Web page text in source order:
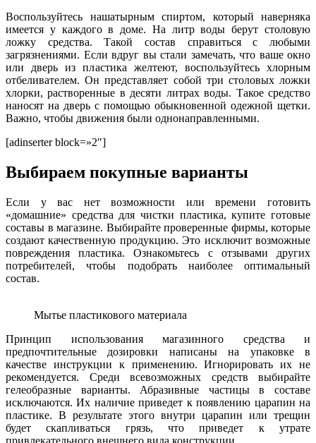
Воспользуйтесь нашатырным спиртом, который наверняка
имеется у каждого в доме. На литр воды берут столовую
ложку средства. Такой состав справиться с любыми
загрязнениями. Если вдруг вы стали замечать, что ваше окно
или дверь из пластика желтеют, воспользуйтесь хлорным
отбеливателем. Он представляет собой три столовых ложки
хлорки, растворенные в десяти литрах воды. Такое средство
наносят на дверь с помощью обыкновенной одежной щетки.
Важно, чтобы движения были однонаправленными.
[adinserter block=»2″]
Выбираем покупные варианты
Если у вас нет возможности или времени готовить
«домашние» средства для чистки пластика, купите готовые
составы в магазине. Выбирайте проверенные фирмы, которые
создают качественную продукцию. Это исключит возможные
повреждения пластика. Ознакомьтесь с отзывами других
потребителей, чтобы подобрать наиболее оптимальный
состав.
Мытье пластикового материала
Принцип использования магазинного средства и
предпочтительные дозировки написаны на упаковке в
качестве инструкции к применению. Игнорировать их не
рекомендуется. Среди всевозможных средств выбирайте
гелеобразные варианты. Абразивные частицы в составе
исключаются. Их наличие приведет к появлению царапин на
пластике. В результате этого внутри царапин или трещин
будет скапливаться грязь, что приведет к утрате
привлекательного внешнего вида конструкции.